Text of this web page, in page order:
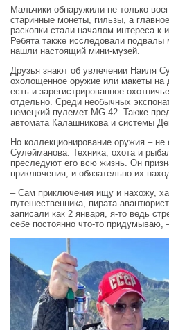
Мальчики обнаружили не только
старинные монеты, гильзы, а
раскопки стали началом интереса к
Ребята также исследовали подвалы
нашли настоящий мини‑музей.
Друзья знают об увлечении Наиля
охолощенное оружие или макеты на
есть и зарегистрированное
отдельно. Среди необычных
немецкий пулемет MG 42. Также
автомата Калашникова и системы
Но коллекционирование оружия –
Сулейманова. Техника, охота и
преследуют его всю жизнь. Он
приключения, и обязательно их
‒ Сам приключения ищу и нахожу,
путешественника, пирата-
записали как 2 января, я-то ведь
себе постоянно что-то придумываю,